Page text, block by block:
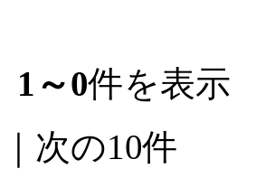
1～0件を表示
次の10件